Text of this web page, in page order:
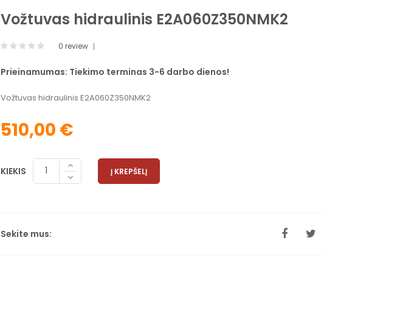
Vožtuvas hidraulinis E2A060Z350NMK2
0 review
Prieinamumas: Tiekimo terminas 3-6 darbo dienos!
Vožtuvas hidraulinis E2A060Z350NMK2
510,00 €
KIEKIS Į KREPŠELĮ
Sekite mus: